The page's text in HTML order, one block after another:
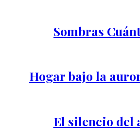
Sombras
Hogar bajo la
El silencio del